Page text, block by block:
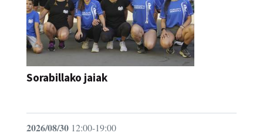
Sorabillako jaiak
2026/08/30 12:00-19:00